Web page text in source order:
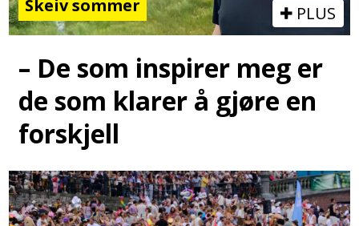
Skeiv sommer PLUS
– De som inspirer meg er
de som klarer å gjøre en
forskjell